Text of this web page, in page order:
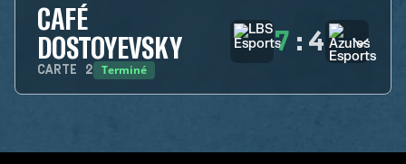
CAFÉ
DOSTOYEVSKY
CARTE 2 Terminé
7 : 4